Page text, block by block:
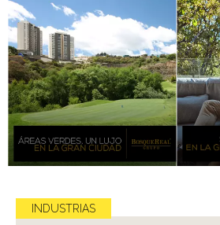
INDUSTRIAS